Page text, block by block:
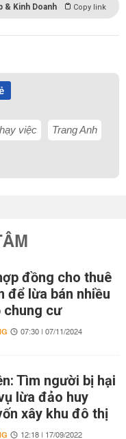
& Kinh Doanh Copy link
việc Trang Anh
đồng cho thuê
để lừa bán nhiều
chung cư
07:30 | 07/11/2024
Tìm người bị hại
lừa đảo huy
xây khu đô thị
12:18 | 17/09/2022